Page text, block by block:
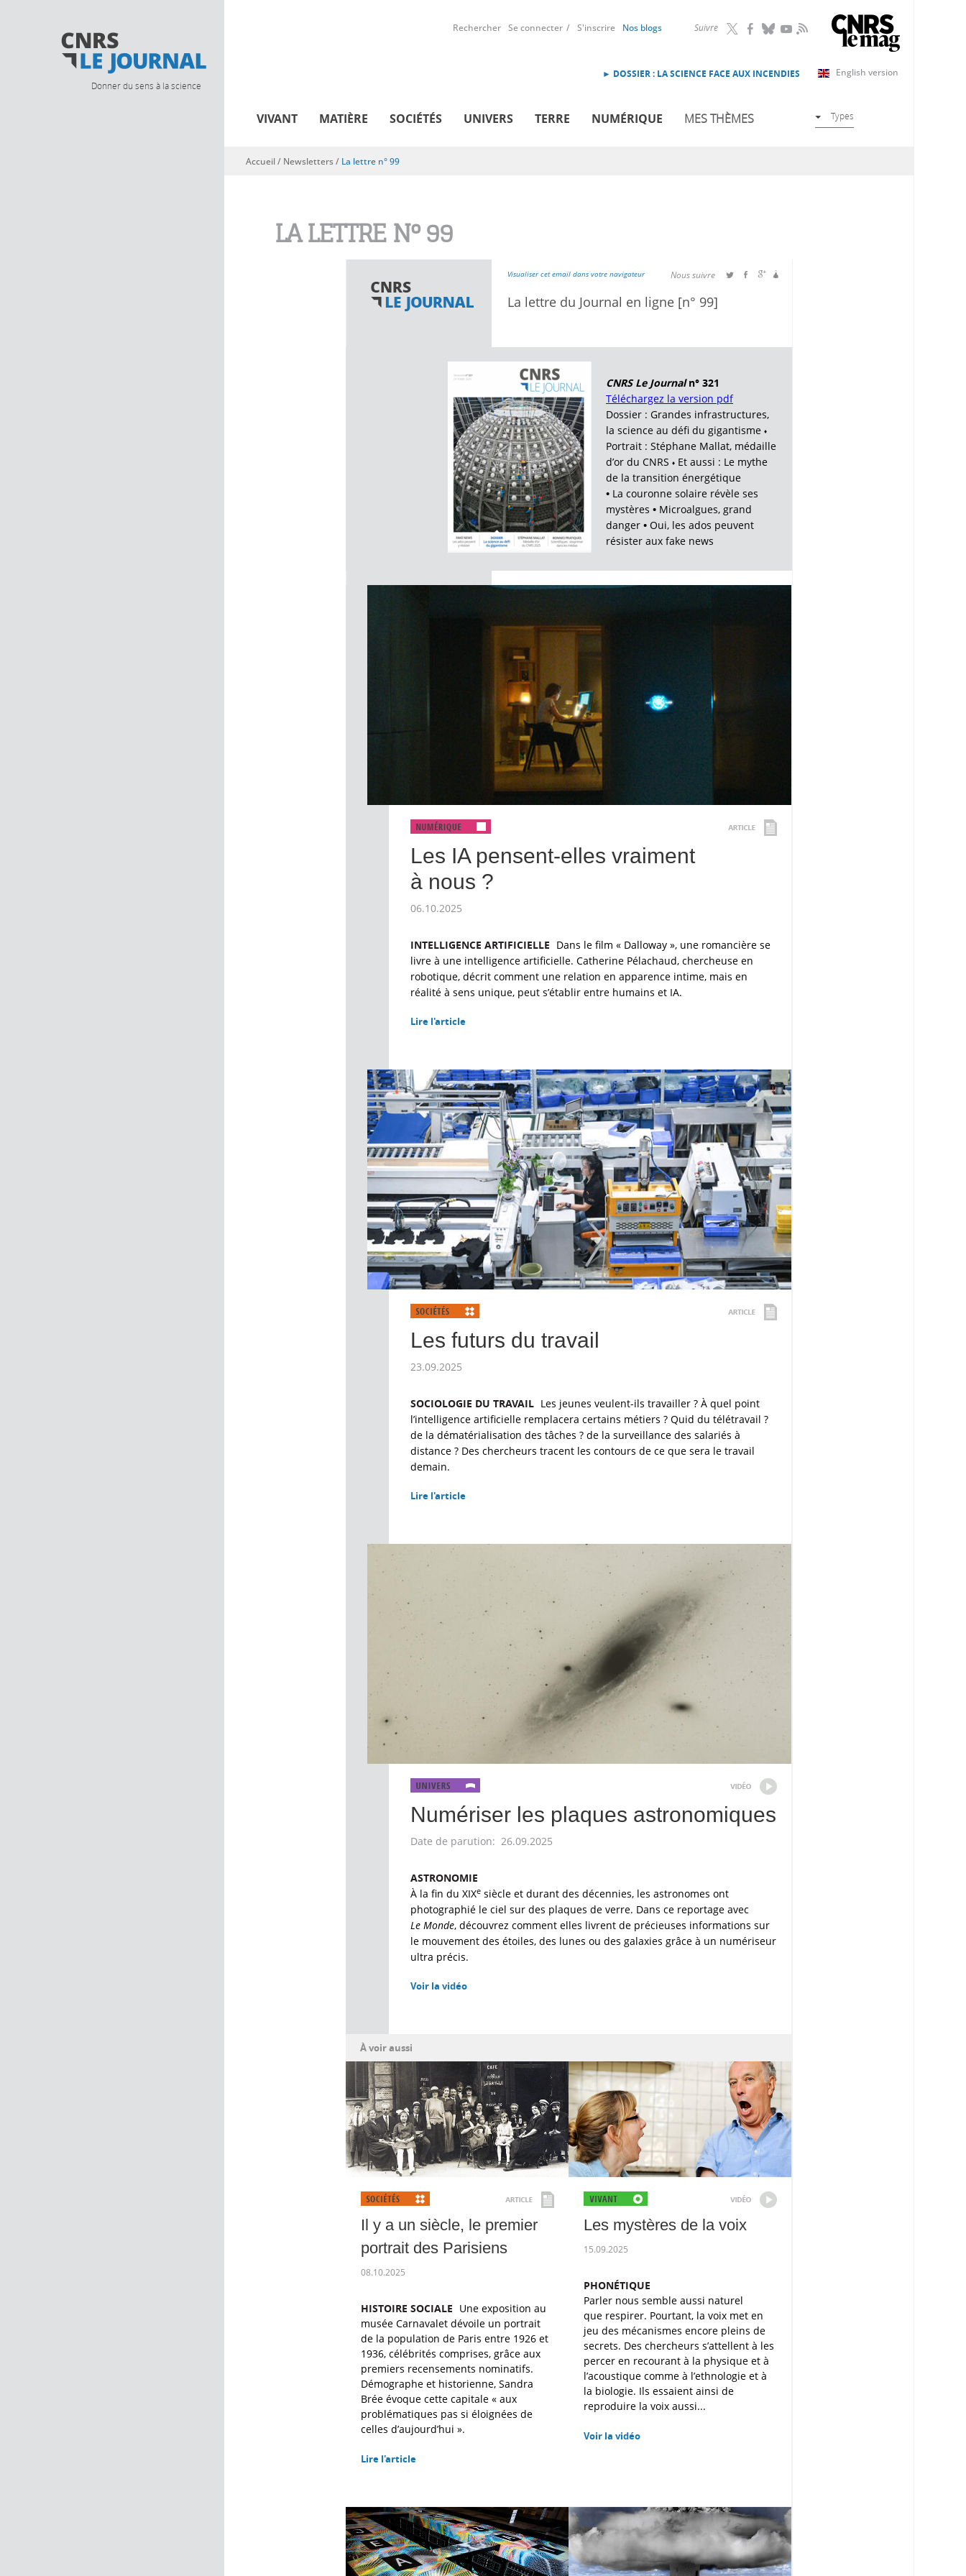
Donner du sens à la science
Suivre RSS
Rechercher Se connecter S'inscrire Nos blogs
English version
► DOSSIER : LA SCIENCE FACE AUX INCENDIES
VIVANT MATIÈRE SOCIÉTÉS UNIVERS TERRE NUMÉRIQUE MES THÈMES Types
Vous êtes ici
Accueil/ Newsletters/ La lettre n° 99
LA LETTRE N° 99
Visualiser cet email dans votre navigateur Nous suivre
La lettre du Journal en ligne [n° 99]
CNRS Le Journaln° 321
Téléchargez la version pdf
Dossier : Grandes infrastructures,
la science au défi du gigantisme ♦
Portrait : Stéphane Mallat, médaille
d’or du CNRS ♦ Et aussi : Le mythe
de la transition énergétique
• La couronne solaire révèle ses
mystères • Microalgues, grand
danger • Oui, les ados peuvent
résister aux fake news
Les IA pensent-elles vraiment
à nous ?
06.10.2025
INTELLIGENCE ARTIFICIELLE Dans le film « Dalloway », une romancière se
livre à une intelligence artificielle. Catherine Pélachaud, chercheuse en
robotique, décrit comment une relation en apparence intime, mais en
réalité à sens unique, peut s’établir entre humains et IA.
Lire l'article
Les futurs du travail
23.09.2025
SOCIOLOGIE DU TRAVAIL Les jeunes veulent-ils travailler ? À quel point
l’intelligence artificielle remplacera certains métiers ? Quid du télétravail ?
de la dématérialisation des tâches ? de la surveillance des salariés à
distance ? Des chercheurs tracent les contours de ce que sera le travail
demain.
Lire l'article
Numériser les plaques astronomiques
Date de parution: 26.09.2025
ASTRONOMIE
À la fin du XIXe siècle et durant des décennies, les astronomes ont
photographié le ciel sur des plaques de verre. Dans ce reportage avec
Le Monde, découvrez comment elles livrent de précieuses informations sur
le mouvement des étoiles, des lunes ou des galaxies grâce à un numériseur
ultra précis.
Voir la vidéo
À voir aussi
Il y a un siècle, le premier
portrait des Parisiens
08.10.2025
HISTOIRE SOCIALE Une exposition au
musée Carnavalet dévoile un portrait
de la population de Paris entre 1926 et
1936, célébrités comprises, grâce aux
premiers recensements nominatifs.
Démographe et historienne, Sandra
Brée évoque cette capitale « aux
problématiques pas si éloignées de
celles d’aujourd’hui ».
Lire l'article
Les mystères de la voix​
15.09.2025
PHONÉTIQUE
Parler nous semble aussi naturel
que respirer. Pourtant, la voix met en
jeu des mécanismes encore pleins de
secrets. Des chercheurs s’attellent à les
percer en recourant à la physique et à
l’acoustique comme à l’ethnologie et à
la biologie. Ils essaient ainsi de
reproduire la voix aussi...
Voir la vidéo